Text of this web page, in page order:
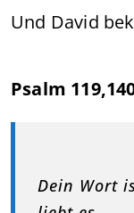
Und David
Psalm
Dein Wort